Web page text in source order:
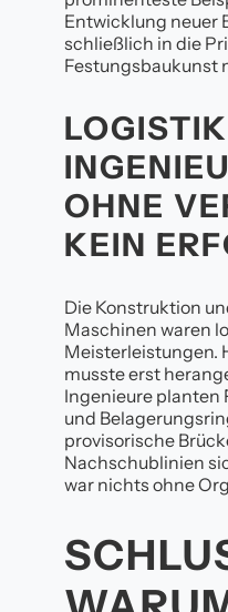
Entwicklung neuer
schließlich in die
Festungsbaukunst
OHNE
KEIN
Die Konstruktion
Maschinen waren
Meisterleistungen.
musste erst
Ingenieure planten
und
provisorische
Nachschublinien
war nichts ohne